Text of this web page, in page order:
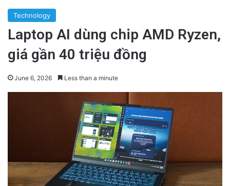
Technology
Laptop AI dùng chip AMD Ryzen,
giá gần 40 triệu đồng
June 6, 2026 Less than a minute